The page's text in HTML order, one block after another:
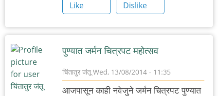
Like
Dislike
पुण्यात जर्मन चित्रपट महोत्सव
चिंतातुर जंतू Wed, 13/08/2014 - 11:35
आजपासून काही नवेजुने जर्मन चित्रपट पुण्यात